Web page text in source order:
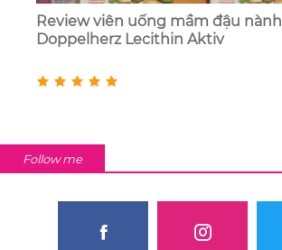
Review viên uống mầm đậu nành
Doppelherz Lecithin Aktiv
Follow me